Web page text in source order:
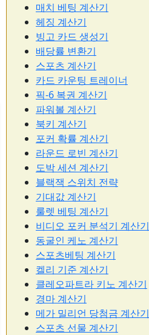
매치 베팅 계산기
헤징 계산기
빙고 카드 생성기
배당률 변환기
스포츠 계산기
카드 카운팅 트레이너
픽-6 복권 계산기
파워볼 계산기
북키 계산기
포커 확률 계산기
라운드 로빈 계산기
도박 세션 계산기
블랙잭 스위치 전략
기대값 계산기
룰렛 베팅 계산기
비디오 포커 분석기 계산기
동굴인 케노 계산기
스포츠베팅 계산기
켈리 기준 계산기
클레오파트라 키노 계산기
경마 계산기
메가 밀리언 당첨금 계산기
스포츠 선물 계산기